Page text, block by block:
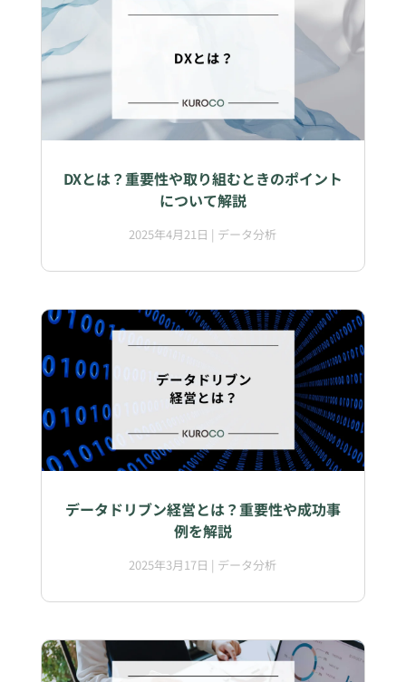
DXとは？重要性や取り組むときのポイント
について解説
2025年4月21日 | データ分析
データドリブン経営とは？重要性や成功事
例を解説
2025年3月17日 | データ分析